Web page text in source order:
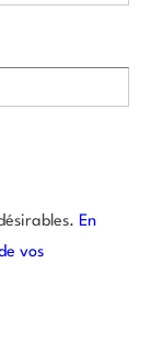
En
vos